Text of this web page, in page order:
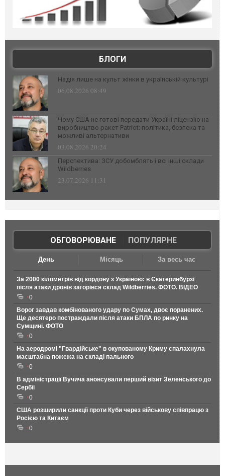
БЛОГИ
Надія лише на культ жінки в українській культурі
06.08.2026 08:49
Чому США не готові передати Україні ліцензію на
виробництво ракет Patriot: політика, безпека та
можливі альтернативи
03.08.2026 20:24
Перспектива: ЗСУ добомблять і всі інші склади
Wildberries
23.07.2026 11:31
ОБГОВОРЮВАНЕ| ПОПУЛЯРНЕ
День Місяць За весь час
За 2000 кілометрів від кордону з Україною: в Єкатеринбурзі
після атаки дронів загорівся склад Wildberries. ФОТО. ВІДЕО
0
Ворог завдав комбінованого удару по Сумах, двоє поранених.
Ще десятеро постраждали після атаки БПЛА по ринку на
Сумщині. ФОТО
0
На аеродромі "Гвардійське" в окупованому Криму спалахнула
масштабна пожежа на складі пального
0
В адміністрації Вучича анонсували перший візит Зеленського до
Сербії
0
США розширили санкції проти Куби через військову співпрацю з
Росією та Китаєм
0